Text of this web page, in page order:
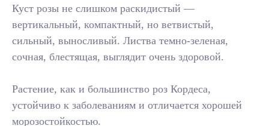
Куст розы не слишком раскидистый —
вертикальный, компактный, но ветвистый,
сильный, выносливый. Листва темно-зеленая,
сочная, блестящая, выглядит очень здоровой.
Растение, как и большинство роз Кордеса,
устойчиво к заболеваниям и отличается хорошей
морозостойкостью.